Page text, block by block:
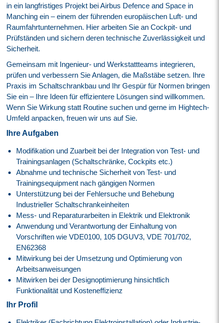
in ein langfristiges Projekt bei Airbus Defence and Space in
Manching ein – einem der führenden europäischen Luft- und
Raumfahrtunternehmen. Hier arbeiten Sie an Cockpit- und
Prüfständen und sichern deren technische Zuverlässigkeit und
Sicherheit.
Gemeinsam mit Ingenieur- und Werkstattteams integrieren,
prüfen und verbessern Sie Anlagen, die Maßstäbe setzen. Ihre
Praxis im Schaltschrankbau und Ihr Gespür für Normen bringen
Sie ein – Ihre Ideen für effizientere Lösungen sind willkommen.
Wenn Sie Wirkung statt Routine suchen und gerne im Hightech-
Umfeld anpacken, freuen wir uns auf Sie.
Ihre Aufgaben
Modifikation und Zuarbeit bei der Integration von Test- und
Trainingsanlagen (Schaltschränke, Cockpits etc.)
Abnahme und technische Sicherheit von Test- und
Trainingsequipment nach gängigen Normen
Unterstützung bei der Fehlersuche und Behebung
Industrieller Schaltschrankeinheiten
Mess- und Reparaturarbeiten in Elektrik und Elektronik
Anwendung und Verantwortung der Einhaltung von
Vorschriften wie VDE0100, 105 DGUV3, VDE 701/702,
EN62368
Mitwirkung bei der Umsetzung und Optimierung von
Arbeitsanweisungen
Mitwirken bei der Designoptimierung hinsichtlich
Funktionalität und Kosteneffizienz
Ihr Profil